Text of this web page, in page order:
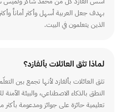
بهدف جعل العربية أسهل وأكثر أماناً
الذين يتعلمون في البيت.
لماذا تثق العائلات بألفازد؟
تثق العائلات بألفازد لأنها تجمع بين
النطق بالذكاء الاصطناعي، والبيئة